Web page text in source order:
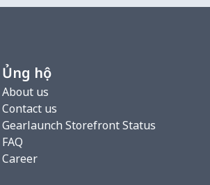
Ủng hộ
About us
Contact us
Gearlaunch Storefront Status
FAQ
Career